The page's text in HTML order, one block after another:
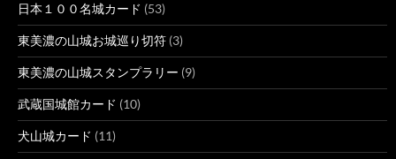
日本１００名城カード (53)
東美濃の山城お城巡り切符 (3)
東美濃の山城スタンプラリー (9)
武蔵国城館カード (10)
犬山城カード (11)